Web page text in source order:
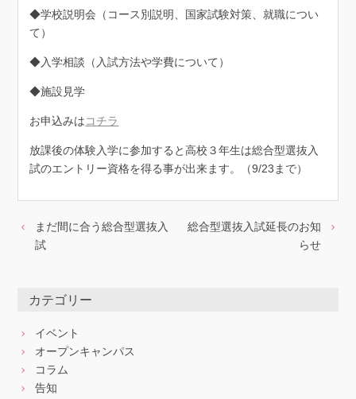
◆学校説明会（コース別説明、国家試験対策、就職につい
て）
◆入学相談（入試方法や学費について）
◆施設見学
お申込みはコチラ
放課後の体験入学に参加すると高校３年生は総合型選抜入
試のエントリー資格を得る事が出来ます。（9/23まで）
まだ間に合う総合型選抜入
試
総合型選抜入試延長のお知
らせ
カテゴリー
イベント
オープンキャンパス
コラム
告知